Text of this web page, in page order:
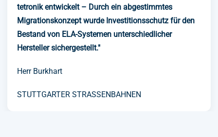
tetronik entwickelt – Durch ein abgestimmtes
Migrationskonzept wurde Investitionsschutz für den
Bestand von ELA-Systemen unterschiedlicher
Hersteller sichergestellt."
Herr Burkhart
STUTTGARTER STRASSENBAHNEN